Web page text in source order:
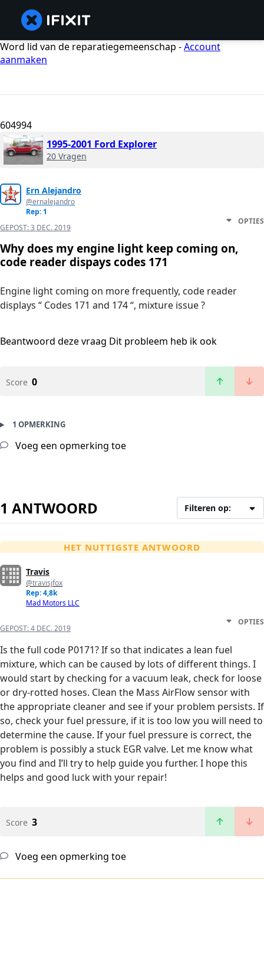
Word lid van de reparatiegemeenschap -Account
aanmaken
604994
1995-2001 Ford Explorer
20 Vragen
Ern Alejandro
@ernalejandro
Rep: 1
GEPOST:3 DEC. 2019
OPTIES
Why does my engine light keep coming on,
code reader dispays codes 171
Engine light coming on more frequently, code reader
displays “ Codes 171 and 174 “, mixture issue ?
Beantwoord deze vraag Dit probleem heb ik ook
Score 0
1 OPMERKING
Voeg een opmerking toe
1 ANTWOORD Filteren op:
HET NUTTIGSTE ANTWOORD
Travis
@travisjfox
Rep: 4,8k
Mad Motors LLC
GEPOST:4 DEC. 2019
OPTIES
Is the full code P0171? If so that indicates a lean fuel
mixture, which can be caused by lots of different things. I
would start by checking for a vacuum leak, check for loose
or dry-rotted hoses. Clean the Mass AirFlow sensor with
the appropriate cleaner and see if your problem persists. If
so, check your fuel pressure, if it is too low you will need to
determine the cause. If your fuel pressure is correct, the
problem is possibly a stuck EGR valve. Let me know what
you find and I’ll try to help guide you further. I hope this
helps and good luck with your repair!
Score 3
Voeg een opmerking toe